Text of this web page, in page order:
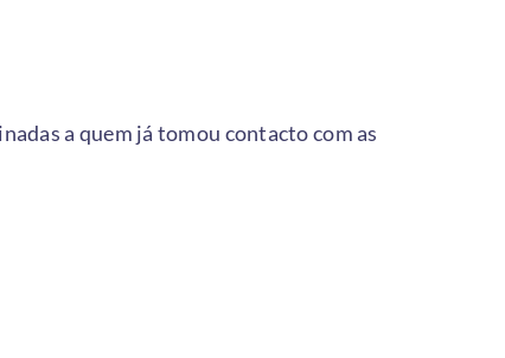
a quem já tomou contacto com as